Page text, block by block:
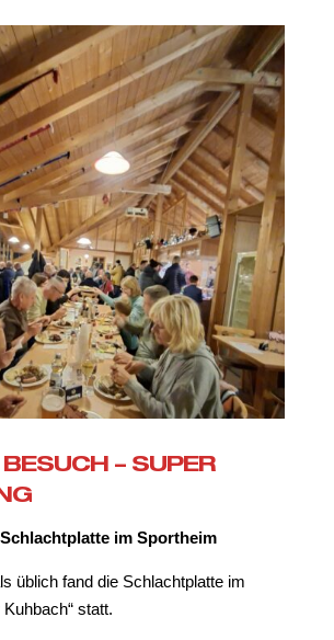
– SUPER
im Sportheim
üblich fand die Schlachtplatte im
statt.